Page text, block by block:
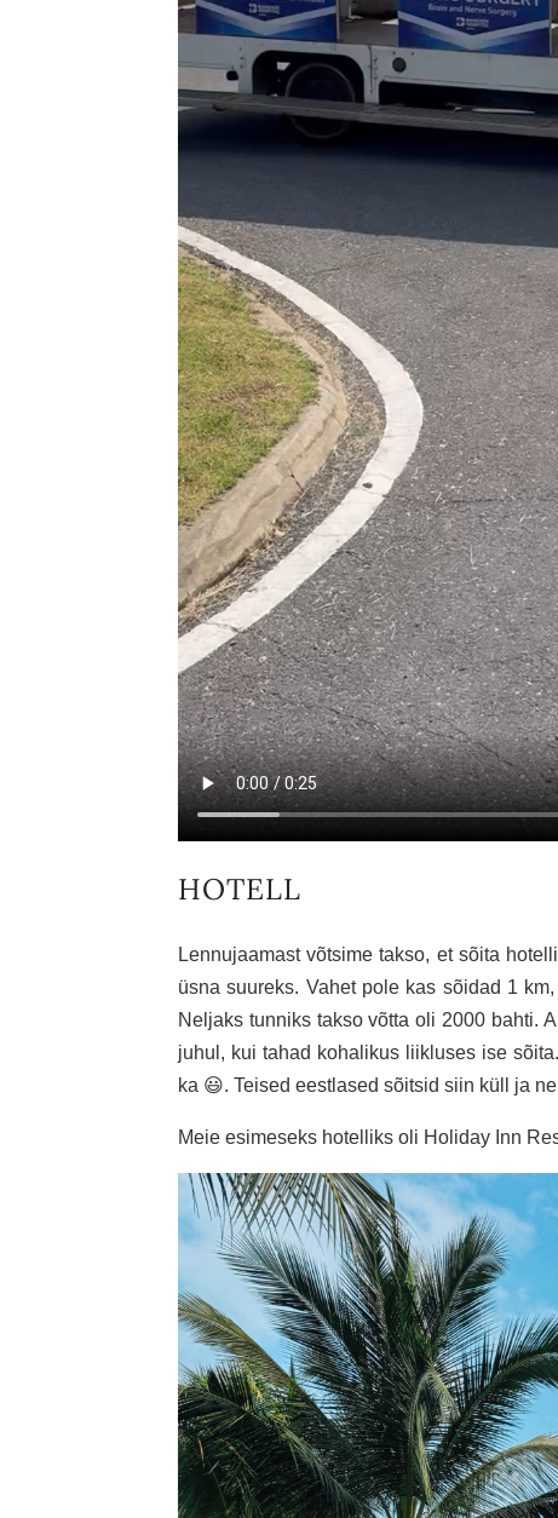
HOTELL
Lennujaamast võtsime takso, et sõita
üsna suureks. Vahet pole kas sõidad 1
Neljaks tunniks takso võtta oli 2000 bahti.
juhul, kui tahad kohalikus liikluses ise
ka 😃. Teised eestlased sõitsid siin küll ja
Meie esimeseks hotelliks oli Holiday Inn